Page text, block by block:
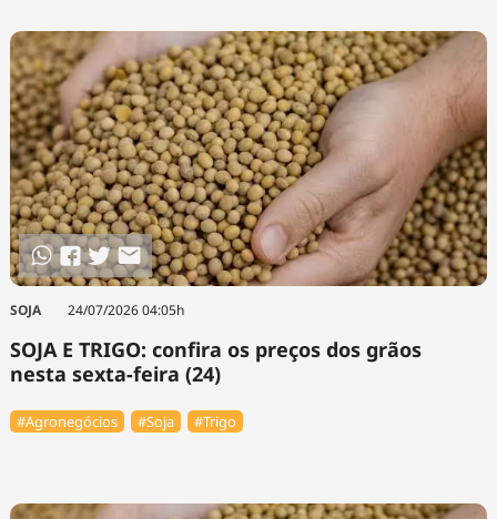
SOJA 24/07/2026 04:05h
SOJA E TRIGO: confira os preços dos grãos
nesta sexta-feira (24)
#Agronegócios #Soja #Trigo